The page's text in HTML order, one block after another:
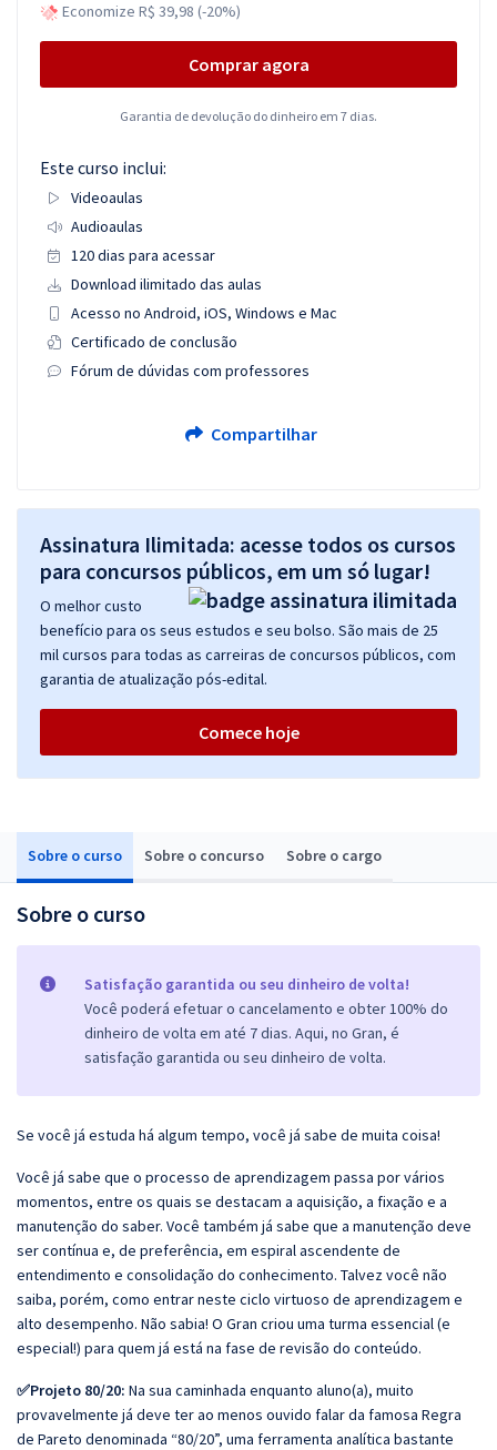
Sobre o curso Sobre o concurso Sobre o cargo
Sobre o curso
Satisfação garantida ou seu dinheiro de volta!
Você poderá efetuar o cancelamento e obter 100% do
dinheiro de volta em até 7 dias. Aqui, no Gran, é
satisfação garantida ou seu dinheiro de volta.
Se você já estuda há algum tempo, você já sabe de muita coisa!
Você já sabe que o processo de aprendizagem passa por vários
momentos, entre os quais se destacam a aquisição, a fixação e a
manutenção do saber. Você também já sabe que a manutenção deve
ser contínua e, de preferência, em espiral ascendente de
entendimento e consolidação do conhecimento. Talvez você não
saiba, porém, como entrar neste ciclo virtuoso de aprendizagem e
alto desempenho. Não sabia! O Gran criou uma turma essencial (e
especial!) para quem já está na fase de revisão do conteúdo.
✅Projeto 80/20: Na sua caminhada enquanto aluno(a), muito
provavelmente já deve ter ao menos ouvido falar da famosa Regra
de Pareto denominada “80/20”, uma ferramenta analítica bastante
Economize R$ 39,98 (-20%)
Comprar agora
Garantia de devolução do dinheiro em 7 dias.
Este curso inclui:
Videoaulas
Audioaulas
120 dias para acessar
Download ilimitado das aulas
Acesso no Android, iOS, Windows e Mac
Certificado de conclusão
Fórum de dúvidas com professores
Compartilhar
Assinatura Ilimitada: acesse todos os cursos
para concursos públicos, em um só lugar!
O melhor custo
benefício para os seus estudos e seu bolso. São mais de 25
mil cursos para todas as carreiras de concursos públicos, com
garantia de atualização pós-edital.
Comece hoje